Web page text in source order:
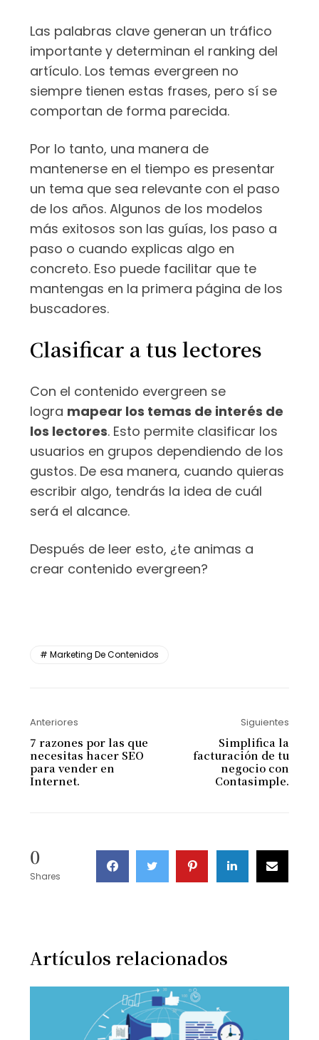
Las palabras clave generan un tráfico
importante y determinan el ranking del
artículo. Los temas evergreen no
siempre tienen estas frases, pero sí se
comportan de forma parecida.
Por lo tanto, una manera de
mantenerse en el tiempo es presentar
un tema que sea relevante con el paso
de los años. Algunos de los modelos
más exitosos son las guías, los paso a
paso o cuando explicas algo en
concreto. Eso puede facilitar que te
mantengas en la primera página de los
buscadores.
Clasificar a tus lectores
Con el contenido evergreen se
logra mapear los temas de interés de
los lectores. Esto permite clasificar los
usuarios en grupos dependiendo de los
gustos. De esa manera, cuando quieras
escribir algo, tendrás la idea de cuál
será el alcance.
Después de leer esto, ¿te animas a
crear contenido evergreen?
Marketing De Contenidos
Anteriores
7 razones por las que
necesitas hacer SEO
para vender en
Internet.
Siguientes
Simplifica la
facturación de tu
negocio con
Contasimple.
0
Shares
Artículos relacionados